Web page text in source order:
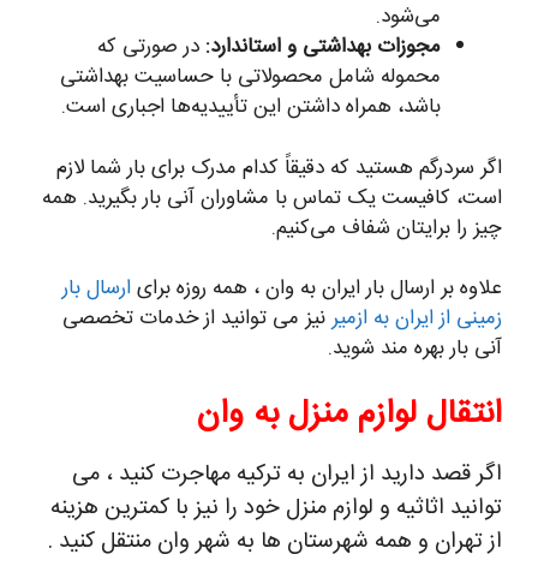
می‌شود.
مجوزات بهداشتی و استاندارد: در صورتی که
محموله شامل محصولاتی با حساسیت بهداشتی
باشد، همراه داشتن این تأییدیه‌ها اجباری است.
اگر سردرگم هستید که دقیقاً کدام مدرک برای بار شما لازم
است، کافیست یک تماس با مشاوران آنی بار بگیرید. همه
چیز را برایتان شفاف می‌کنیم.
علاوه بر ارسال بار ایران به وان ، همه روزه برایارسال بار
زمینی از ایران به ازمیرنیز می توانید از خدمات تخصصی
آنی بار بهره مند شوید.
انتقال لوازم منزل به وان
اگر قصد دارید از ایران به ترکیه مهاجرت کنید ، می
توانید اثاثیه و لوازم منزل خود را نیز با کمترین هزینه
از تهران و همه شهرستان ها به شهر وان منتقل کنید .